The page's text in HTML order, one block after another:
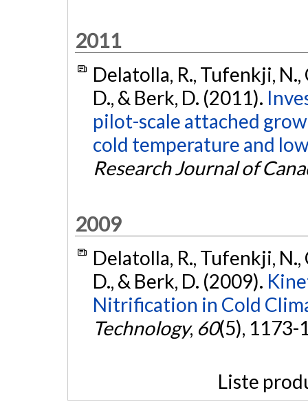
2011
Delatolla, R., Tufenkji, N.,
D., & Berk, D. (2011).
pilot-scale attached
cold temperature and
Research Journal of
2009
Delatolla, R., Tufenkji, N.,
D., & Berk, D. (2009).
Nitrification in Cold
Technology, 60(5), 1173-
Liste